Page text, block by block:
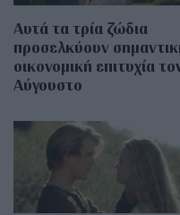
Αυτά τα τρία ζώδια
προσελκύουν
οικονομική επιτυχία
Αύγουστο